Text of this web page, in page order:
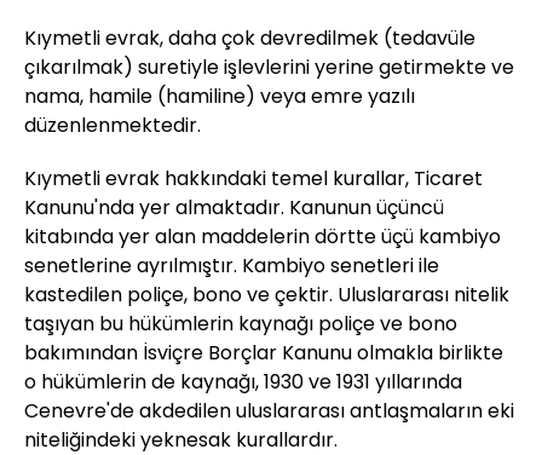
Kıymetli evrak, daha çok devredilmek (tedavüle
çıkarılmak) suretiyle işlevlerini yerine getirmekte ve
nama, hamile (hamiline) veya emre yazılı
düzenlenmektedir.
Kıymetli evrak hakkındaki temel kurallar, Ticaret
Kanunu'nda yer almaktadır. Kanunun üçüncü
kitabında yer alan maddelerin dörtte üçü kambiyo
senetlerine ayrılmıştır. Kambiyo senetleri ile
kastedilen poliçe, bono ve çektir. Uluslararası nitelik
taşıyan bu hükümlerin kaynağı poliçe ve bono
bakımından İsviçre Borçlar Kanunu olmakla birlikte
o hükümlerin de kaynağı, 1930 ve 1931 yıllarında
Cenevre'de akdedilen uluslararası antlaşmaların eki
niteliğindeki yeknesak kurallardır.